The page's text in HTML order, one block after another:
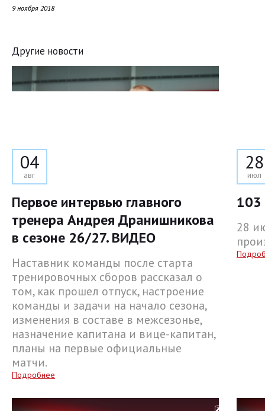
9 ноября 2018
Другие новости
04
авг
Первое интервью главного
тренера Андрея Дранишникова
в сезоне 26/27. ВИДЕО
Наставник команды после старта
тренировочных сборов рассказал о
том, как прошел отпуск, настроение
команды и задачи на начало сезона,
изменения в составе в межсезонье,
назначение капитана и вице-капитан,
планы на первые официальные
матчи.
Подробнее
28
июл
103
28